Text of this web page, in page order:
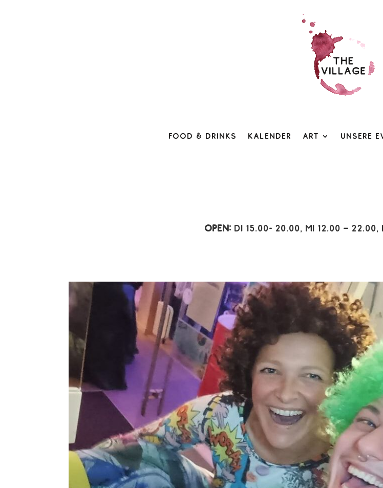
Food & Drinks Kalender Art Unsere
Open: Di 15.00- 20.00, Mi 12.00 –